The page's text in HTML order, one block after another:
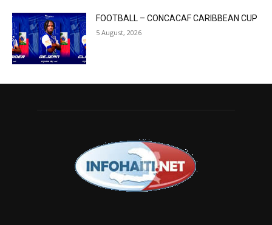
FOOTBALL – CONCACAF CARIBBEAN CUP
5 August, 2026